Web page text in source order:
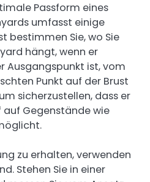
Passform eines
umfasst einige
bestimmen Sie, wo Sie
hängt, wenn er
Ausgangspunkt ist, vom
Punkt auf der Brust
sicherzustellen, dass er
Gegenstände wie
zu erhalten, verwenden
Stehen Sie in einer